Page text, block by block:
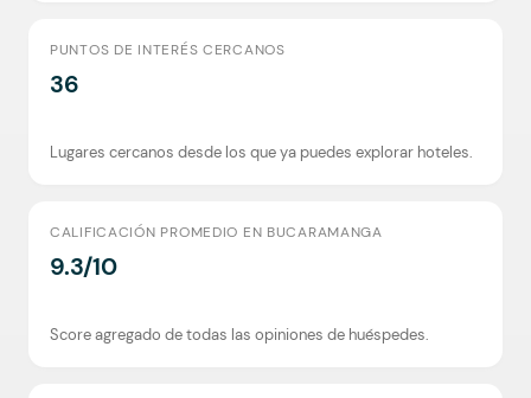
PUNTOS DE INTERÉS CERCANOS
36
Lugares cercanos desde los que ya puedes explorar hoteles.
CALIFICACIÓN PROMEDIO EN BUCARAMANGA
9.3/10
Score agregado de todas las opiniones de huéspedes.